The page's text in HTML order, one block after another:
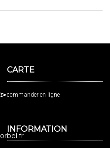
CARTE
commander en ligne
INFORMATION